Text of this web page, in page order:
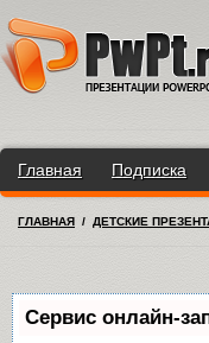
Главная Подписка
ГЛАВНАЯ / ДЕТСКИЕ
Сервис онлайн-